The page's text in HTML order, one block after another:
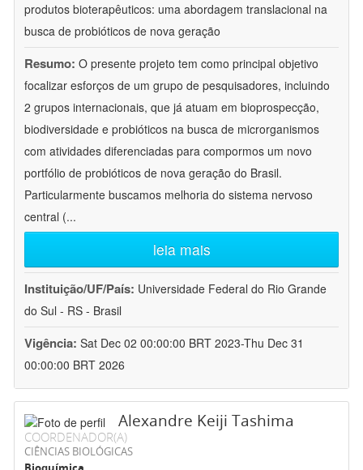
produtos bioterapêuticos: uma abordagem translacional na
busca de probióticos de nova geração
Resumo: O presente projeto tem como principal objetivo
focalizar esforços de um grupo de pesquisadores, incluindo
2 grupos internacionais, que já atuam em bioprospecção,
biodiversidade e probióticos na busca de microrganismos
com atividades diferenciadas para compormos um novo
portfólio de probióticos de nova geração do Brasil.
Particularmente buscamos melhoria do sistema nervoso
central (...
leia mais
Instituição/UF/País: Universidade Federal do Rio Grande
do Sul - RS - Brasil
Vigência: Sat Dec 02 00:00:00 BRT 2023-Thu Dec 31
00:00:00 BRT 2026
Alexandre Keiji Tashima
COORDENADOR(A)
CIÊNCIAS BIOLÓGICAS